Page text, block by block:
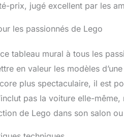
prix, jugé excellent par les
les passionnés de Lego
tableau mural à tous les
en valeur les modèles
plus spectaculaire, il est
pas la voiture elle-
de Lego dans son salon